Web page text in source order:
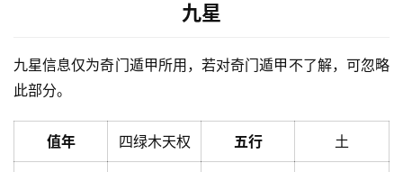
九星
九星信息仅为奇门遁甲所用，若对奇门遁甲不了解，可忽略
此部分。
值年 四绿木天权 五行 土